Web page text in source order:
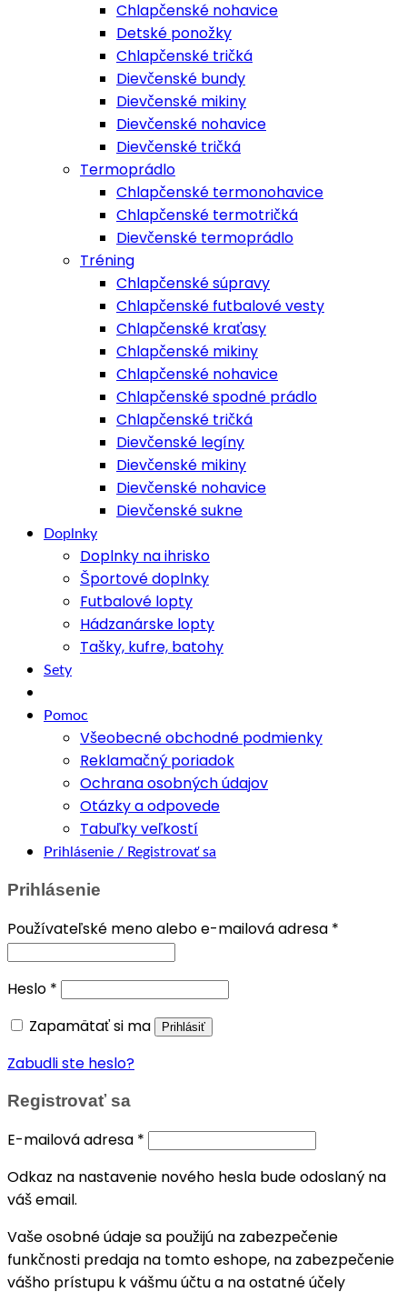
Chlapčenské nohavice
Detské ponožky
Chlapčenské tričká
Dievčenské bundy
Dievčenské mikiny
Dievčenské nohavice
Dievčenské tričká
Termoprádlo
Chlapčenské termonohavice
Chlapčenské termotričká
Dievčenské termoprádlo
Tréning
Chlapčenské súpravy
Chlapčenské futbalové vesty
Chlapčenské kraťasy
Chlapčenské mikiny
Chlapčenské nohavice
Chlapčenské spodné prádlo
Chlapčenské tričká
Dievčenské legíny
Dievčenské mikiny
Dievčenské nohavice
Dievčenské sukne
Doplnky
Doplnky na ihrisko
Športové doplnky
Futbalové lopty
Hádzanárske lopty
Tašky, kufre, batohy
Sety
Pomoc
Všeobecné obchodné podmienky
Reklamačný poriadok
Ochrana osobných údajov
Otázky a odpovede
Tabuľky veľkostí
Prihlásenie / Registrovať sa
Prihlásenie
Používateľské meno alebo e-mailová adresa *
Heslo * Povinné
Zapamätať si ma
Prihlásiť
Zabudli ste heslo?
Registrovať sa
E-mailová adresa * Povinné
Odkaz na nastavenie nového hesla bude odoslaný na
váš email.
Vaše osobné údaje sa použijú na zabezpečenie
funkčnosti predaja na tomto eshope, na zabezpečenie
vášho prístupu k vášmu účtu a na ostatné účely